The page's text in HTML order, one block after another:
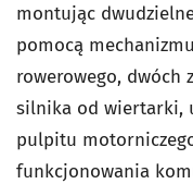
montując
pomocą
rowerowego, dwóch
silnika od wiertarki,
pulpitu
funkcjonowania